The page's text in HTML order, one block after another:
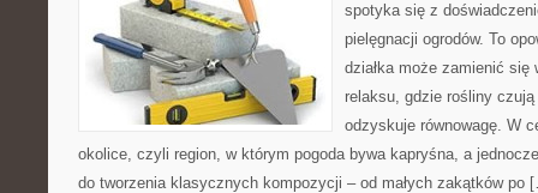
spotyka się z
pielęgnacji ogrodów. To
działka może zamienić się
relaksu, gdzie rośliny
odzyskuje równowagę. W
okolice, czyli region, w którym pogoda bywa kapryśna, a
do tworzenia klasycznych kompozycji – od małych zakątków po